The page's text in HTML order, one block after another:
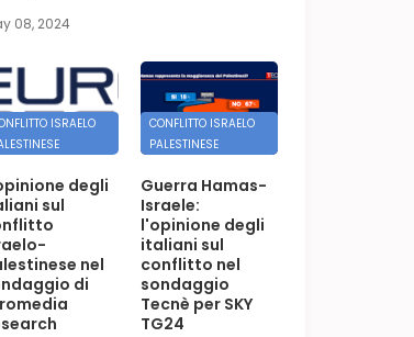
08, 2024
ISRAELO
degli
sul
nel
di
CONFLITTO ISRAELO
PALESTINESE
Guerra Hamas-
Israele:
l'opinione degli
italiani sul
conflitto nel
sondaggio
Tecnè per SKY
TG24